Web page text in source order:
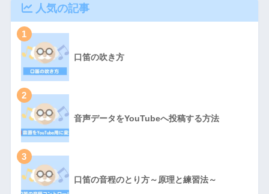
人気の記事
1
口笛の吹き方
2
音声データをYouTubeへ投稿する方法
3
口笛の音程のとり方～原理と練習法～